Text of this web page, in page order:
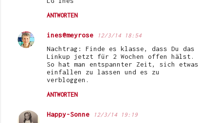
ANTWORTEN
ines@meyrose 12/3/14 18:54
Nachtrag: Finde es klasse, dass Du das
Linkup jetzt für 2 Wochen offen hälst.
So hat man entspannter Zeit, sich etwas
einfallen zu lassen und es zu
verbloggen.
ANTWORTEN
Happy-Sonne 12/3/14 19:19